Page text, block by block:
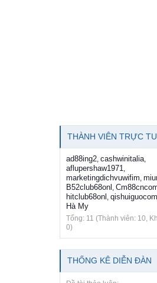
THÀNH VIÊN TRỰC
ad88ing2, cashwinitalia,
aflupershaw1971,
marketingdichvuwifim,
B52club68onl ,
hitclub68onl ,
Hà My
Tổng: 11 (Thành viên: 10,
0)
THỐNG KÊ DIỄN ĐÀN